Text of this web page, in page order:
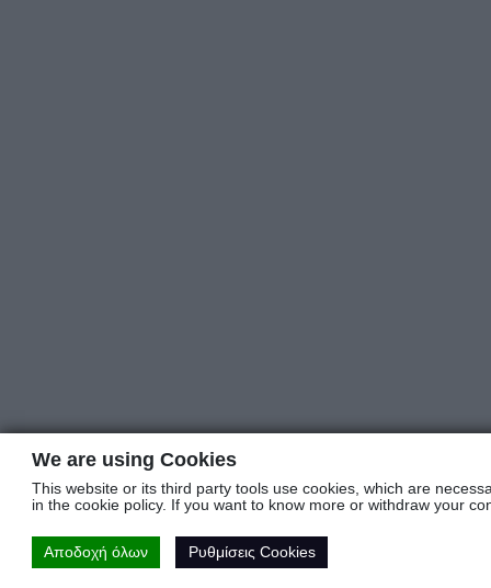
We are using Cookies
This website or its third party tools use cookies, which are
in the cookie policy. If you want to know more or withdraw your
Αποδοχή όλων Ρυθμίσεις Cookies
Ρυθμίσεις Cookies